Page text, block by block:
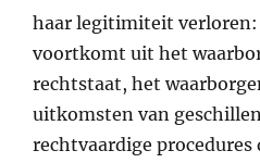
haar legitimiteit
voortkomt uit het
rechtstaat, het
uitkomsten van
rechtvaardige procedures